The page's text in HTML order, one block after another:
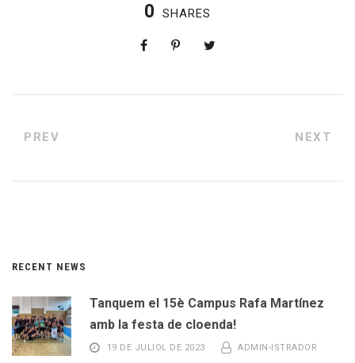
0 SHARES
PREV NEXT
RECENT NEWS
Tanquem el 15è Campus Rafa Martínez
amb la festa de cloenda!
19 DE JULIOL DE 2023 ADMIN-ISTRADOR